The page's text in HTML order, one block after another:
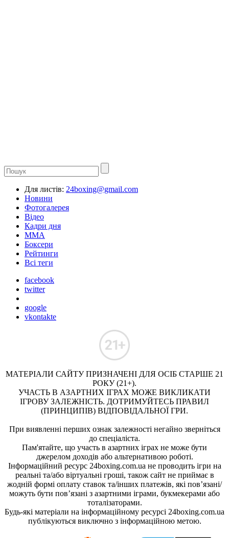
Для листів: 24boxing@gmail.com
Новини
Фотогалерея
Відео
Кадри дня
ММА
Боксери
Рейтинги
Всі теги
facebook
twitter
google
vkontakte
МАТЕРІАЛИ САЙТУ ПРИЗНАЧЕНІ ДЛЯ ОСІБ СТАРШЕ 21
РОКУ (21+).
УЧАСТЬ В АЗАРТНИХ ІГРАХ МОЖЕ ВИКЛИКАТИ
ІГРОВУ ЗАЛЕЖНІСТЬ. ДОТРИМУЙТЕСЬ ПРАВИЛ
(ПРИНЦИПІВ) ВІДПОВІДАЛЬНОЇ ГРИ.
При виявленні перших ознак залежності негайно зверніться
до спеціаліста.
Пам'ятайте, що участь в азартних іграх не може бути
джерелом доходів або альтернативою роботі.
Інформаційний ресурс 24boxing.com.ua не проводить ігри на
реальні та/або віртуальні гроші, також сайт не приймає в
жодній формі оплату ставок та/інших платежів, які пов’язані/
можуть бути пов’язані з азартними іграми, букмекерами або
тоталізаторами.
Будь-які матеріали на інформаційному ресурсі 24boxing.com.ua
публікуються виключно з інформаційною метою.